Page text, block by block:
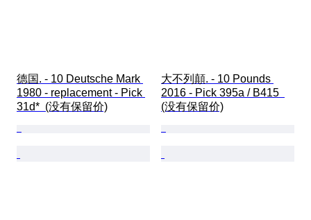
德国. - 10 Deutsche Mark
1980 - replacement - Pick
31d*  (没有保留价)
大不列顛. - 10 Pounds
2016 - Pick 395a / B415
(没有保留价)